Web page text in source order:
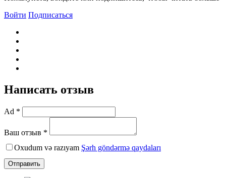
Войти Подписаться
Написать отзыв
Ad *
Ваш отзыв *
Oxudum və razıyam Şərh göndərmə qaydaları
Отправить